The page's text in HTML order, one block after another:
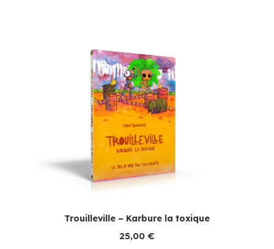
Trouilleville – Karbure la toxique
25,00 €